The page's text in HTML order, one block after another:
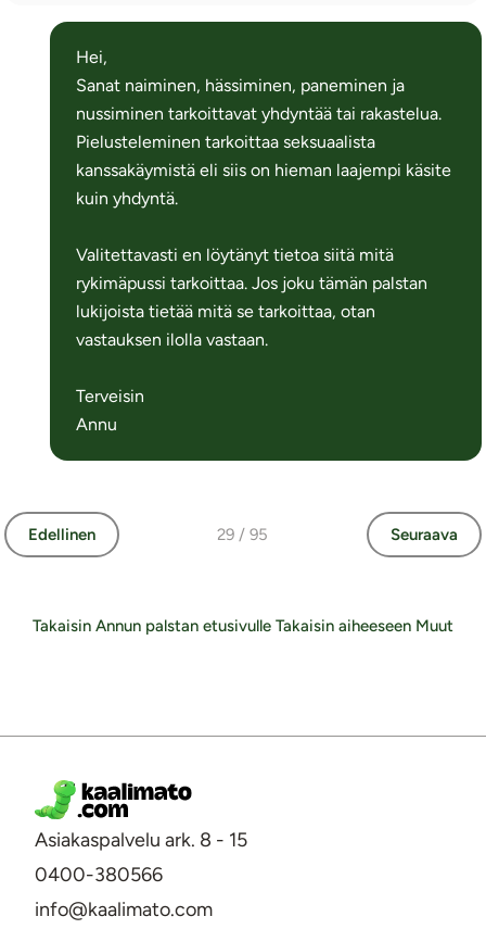
Hei,
Sanat naiminen, hässiminen, paneminen ja
nussiminen tarkoittavat yhdyntää tai rakastelua.
Pielusteleminen tarkoittaa seksuaalista
kanssakäymistä eli siis on hieman laajempi käsite
kuin yhdyntä.
Valitettavasti en löytänyt tietoa siitä mitä
rykimäpussi tarkoittaa. Jos joku tämän palstan
lukijoista tietää mitä se tarkoittaa, otan
vastauksen ilolla vastaan.
Terveisin
Annu
Edellinen 29 / 95 Seuraava
Takaisin Annun palstan etusivulle Takaisin aiheeseen Muut
Asiakaspalvelu ark. 8 - 15
0400-380566
info@kaalimato.com